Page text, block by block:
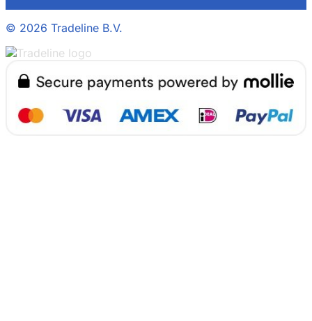
© 2026 Tradeline B.V.